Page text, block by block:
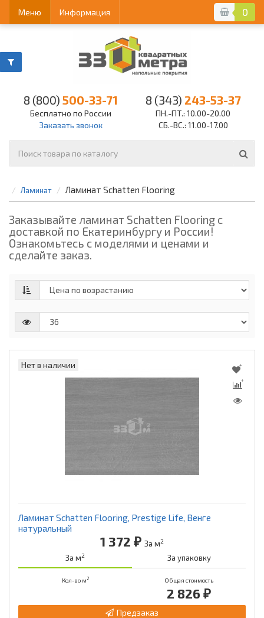
0
Меню Информация
8 (800) 500-33-71
Бесплатно по России
Заказать звонок
8 (343) 243-53-37
ПН.-ПТ.: 10.00-20.00
СБ.-ВС.: 11.00-17.00
Ламинат Ламинат Schatten Flooring
Заказывайте ламинат Schatten Flooring с
доставкой по Екатеринбургу и России!
Ознакомьтесь с моделями и ценами и
сделайте заказ.
Нет в наличии
Ламинат Schatten Flooring, Prestige Life, Венге
натуральный
1 372 ₽ За м2
За м2 За упаковку
Кол-во м2 Общая стоимость
2 826 ₽
Предзаказ